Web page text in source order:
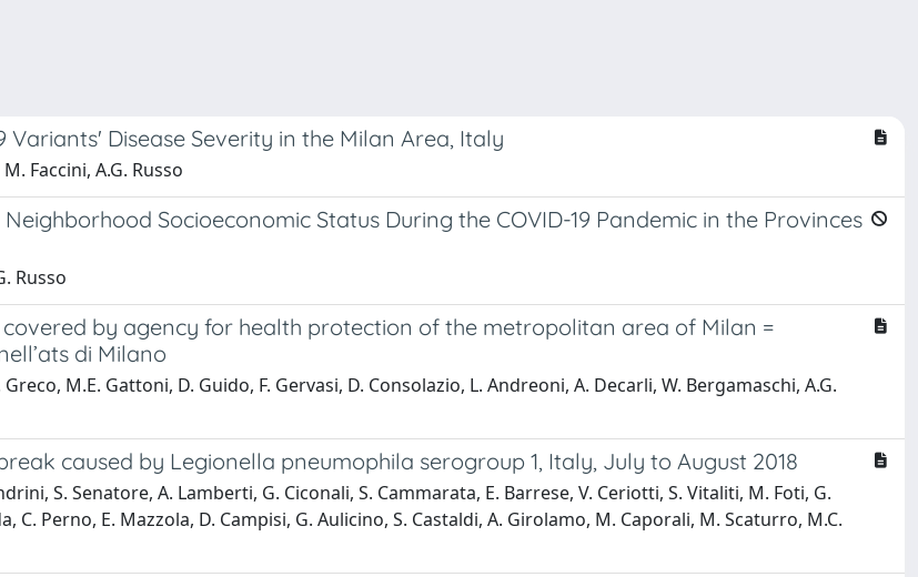
Disease Severity in the Milan Area, Italy
Faccini, A.G. Russo
Socioeconomic Status During the COVID-19 Pandemic in the Provinces
Russo
by agency for health protection of the metropolitan area of Milan =
di Milano
M.E. Gattoni, D. Guido, F. Gervasi, D. Consolazio, L. Andreoni, A. Decarli, W. Bergamaschi, A.G.
caused by Legionella pneumophila serogroup 1, Italy, July to August 2018
S. Senatore, A. Lamberti, G. Ciconali, S. Cammarata, E. Barrese, V. Ceriotti, S. Vitaliti, M. Foti, G.
C. Perno, E. Mazzola, D. Campisi, G. Aulicino, S. Castaldi, A. Girolamo, M. Caporali, M. Scaturro, M.C.